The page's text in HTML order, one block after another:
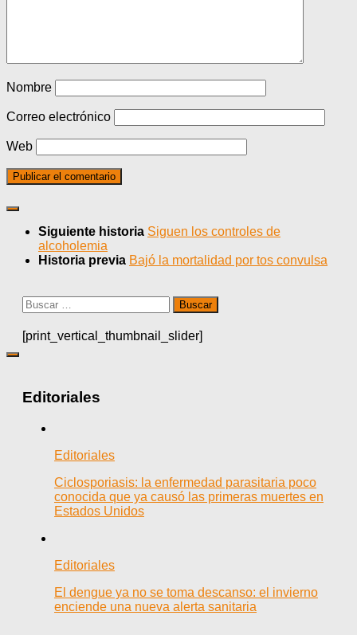
Nombre
Correo electrónico
Web
Siguiente historia Siguen los controles de
alcoholemia
Historia previa Bajó la mortalidad por tos convulsa
Buscar:
[print_vertical_thumbnail_slider]
Editoriales
Editoriales
Ciclosporiasis: la enfermedad parasitaria poco
conocida que ya causó las primeras muertes en
Estados Unidos
Editoriales
El dengue ya no se toma descanso: el invierno
enciende una nueva alerta sanitaria